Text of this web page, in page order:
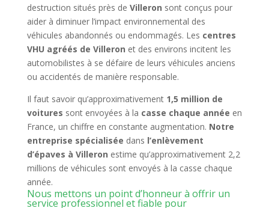
destruction situés près de Villeron sont conçus pour
aider à diminuer l’impact environnemental des
véhicules abandonnés ou endommagés. Les centres
VHU agréés de Villeron et des environs incitent les
automobilistes à se défaire de leurs véhicules anciens
ou accidentés de manière responsable.
Il faut savoir qu’approximativement 1,5 million de
voitures sont envoyées à la casse chaque année en
France, un chiffre en constante augmentation. Notre
entreprise spécialisée dans l’enlèvement
d’épaves à Villeron estime qu’approximativement 2,2
millions de véhicules sont envoyés à la casse chaque
année.
Nous mettons un point d’honneur à offrir un
service professionnel et fiable pour